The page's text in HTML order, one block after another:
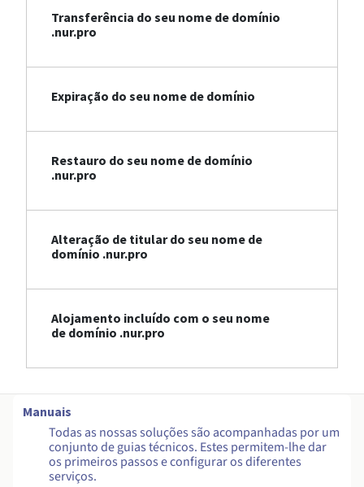
Transferência do seu nome de domínio
.nur.pro
Expiração do seu nome de domínio
Restauro do seu nome de domínio
.nur.pro
Alteração de titular do seu nome de
domínio .nur.pro
Alojamento incluído com o seu nome
de domínio .nur.pro
Manuais
Todas as nossas soluções são acompanhadas por um
conjunto de guias técnicos. Estes permitem-lhe dar
os primeiros passos e configurar os diferentes
serviços.